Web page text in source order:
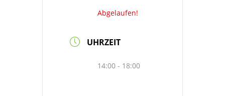
Abgelaufen!
UHRZEIT
14:00 - 18:00